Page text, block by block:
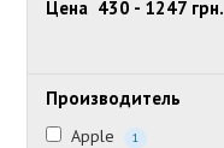
Цена 430 - 1247 грн.
Производитель
Apple 1